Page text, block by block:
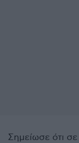
Σημείωσε ότι